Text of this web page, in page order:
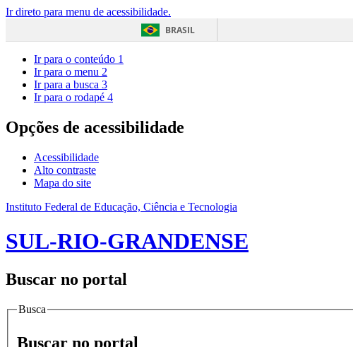
Ir direto para menu de acessibilidade.
BRASIL
Ir para o conteúdo 1
Ir para o menu 2
Ir para a busca 3
Ir para o rodapé 4
Opções de acessibilidade
Acessibilidade
Alto contraste
Mapa do site
Instituto Federal de Educação, Ciência e Tecnologia
SUL-RIO-GRANDENSE
Buscar no portal
Busca
Buscar no portal